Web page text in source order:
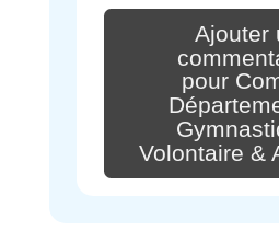
Ajouter
pour
Volontaire &